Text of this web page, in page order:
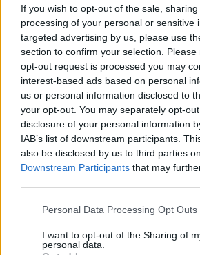
If you wish to opt-out of the sale,
processing of your personal or sensitive
targeted advertising by us, please use
section to confirm your selection.
opt-out request is processed you may
interest-based ads based on personal
us or personal information disclosed to
your opt-out. You may separately opt-
disclosure of your personal information
IAB’s list of downstream participants.
also be disclosed by us to third parties
Downstream Participants that may
Please note that this website/app uses
not limited to your visit or usage
grant or deny consent to Google and its
Personal Data Processing Opt Outs
I want to opt-out of the Sharing of
personal data.
ΑΘΛΗΤΙΣΜΌΣ
Ρεάλ «έδεσε» τον Βινίσιους μέχρι
συμβόλαιο
ΑΝΑΡΤΗΘΗΚΕ ΑΠΟ